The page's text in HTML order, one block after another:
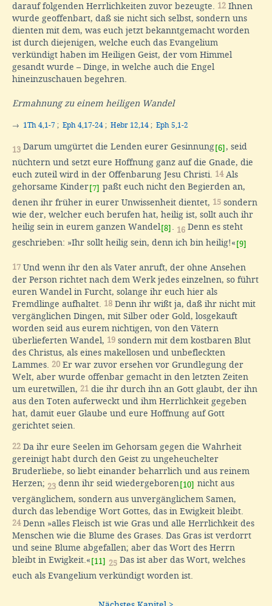
darauf folgenden Herrlichkeiten zuvor bezeugte. 12 Ihnen
wurde geoffenbart, daß sie nicht sich selbst, sondern uns
dienten mit dem, was euch jetzt bekanntgemacht worden
ist durch diejenigen, welche euch das Evangelium
verkündigt haben im Heiligen Geist, der vom Himmel
gesandt wurde – Dinge, in welche auch die Engel
hineinzuschauen begehren.
Ermahnung zu einem heiligen Wandel
→ 1Th 4,1-7 ; Eph 4,17-24 ; Hebr 12,14 ; Eph 5,1-2
13 Darum umgürtet die Lenden eurer Gesinnung[6], seid
nüchtern und setzt eure Hoffnung ganz auf die Gnade, die
euch zuteil wird in der Offenbarung Jesu Christi. 14Als
gehorsame Kinder[7] paßt euch nicht den Begierden an,
denen ihr früher in eurer Unwissenheit dientet, 15 sondern
wie der, welcher euch berufen hat, heilig ist, sollt auch ihr
heilig sein in eurem ganzen Wandel [8] 16 Denn es steht
geschrieben: »Ihr sollt heilig sein, denn ich bin heilig!« [9]
17 Und wenn ihr den als Vater anruft, der ohne Ansehen
der Person richtet nach dem Werk jedes einzelnen, so führt
euren Wandel in Furcht, solange ihr euch hier als
Fremdlinge aufhaltet. 18 Denn ihr wißt ja, daß ihr nicht mit
vergänglichen Dingen, mit Silber oder Gold, losgekauft
worden seid aus eurem nichtigen, von den Vätern
überlieferten Wandel, 19 sondern mit dem kostbaren Blut
des Christus, als eines makellosen und unbefleckten
Lammes. 20 Er war zuvor ersehen vor Grundlegung der
Welt, aber wurde offenbar gemacht in den letzten Zeiten
um euretwillen, 21 die ihr durch ihn an Gott glaubt, der ihn
aus den Toten auferweckt und ihm Herrlichkeit gegeben
hat, damit euer Glaube und eure Hoffnung auf Gott
gerichtet seien.
22 Da ihr eure Seelen im Gehorsam gegen die Wahrheit
gereinigt habt durch den Geist zu ungeheuchelter
Bruderliebe, so liebt einander beharrlich und aus reinem
Herzen; 23 denn ihr seid wiedergeboren [10] nicht aus
vergänglichem, sondern aus unvergänglichem Samen,
durch das lebendige Wort Gottes, das in Ewigkeit bleibt.
24Denn »alles Fleisch ist wie Gras und alle Herrlichkeit des
Menschen wie die Blume des Grases. Das Gras ist verdorrt
und seine Blume abgefallen; aber das Wort des Herrn
bleibt in Ewigkeit.« [11] 25 Das ist aber das Wort, welches
euch als Evangelium verkündigt worden ist.